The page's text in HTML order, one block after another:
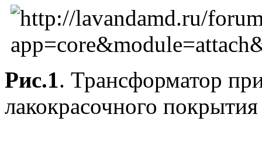
Рис.1. Трансформатор
лакокрасочного